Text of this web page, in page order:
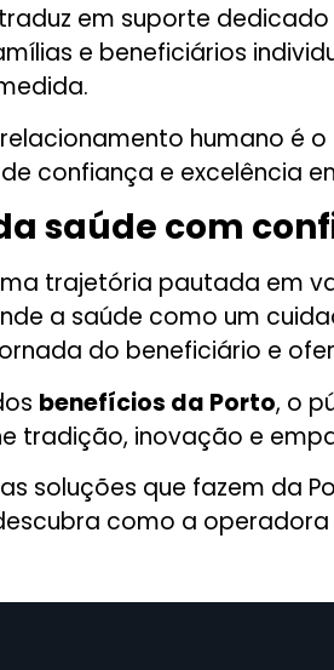
em suporte
e beneficiários
humano é
confiança e excelência
saúde com
trajetória pautada em
a saúde como um
do beneficiário e
benefícios da Porto, o
tradição, inovação e
soluções que fazem da
como a